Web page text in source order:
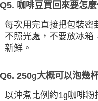
Q5. 咖啡豆買回來要怎麼
每次用完直接把包裝密
不照光處，不要放冰箱
新鮮。
Q6. 250g大概可以泡幾
以沖煮比例約1g咖啡